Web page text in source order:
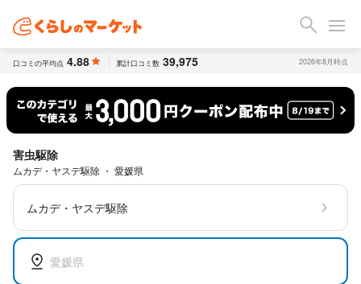
口コミの平均点 4.88 累計口コミ数 39,975 2026年8月時点
害虫駆除
ムカデ・ヤスデ駆除 ・ 愛媛県
ムカデ・ヤスデ駆除
愛媛県